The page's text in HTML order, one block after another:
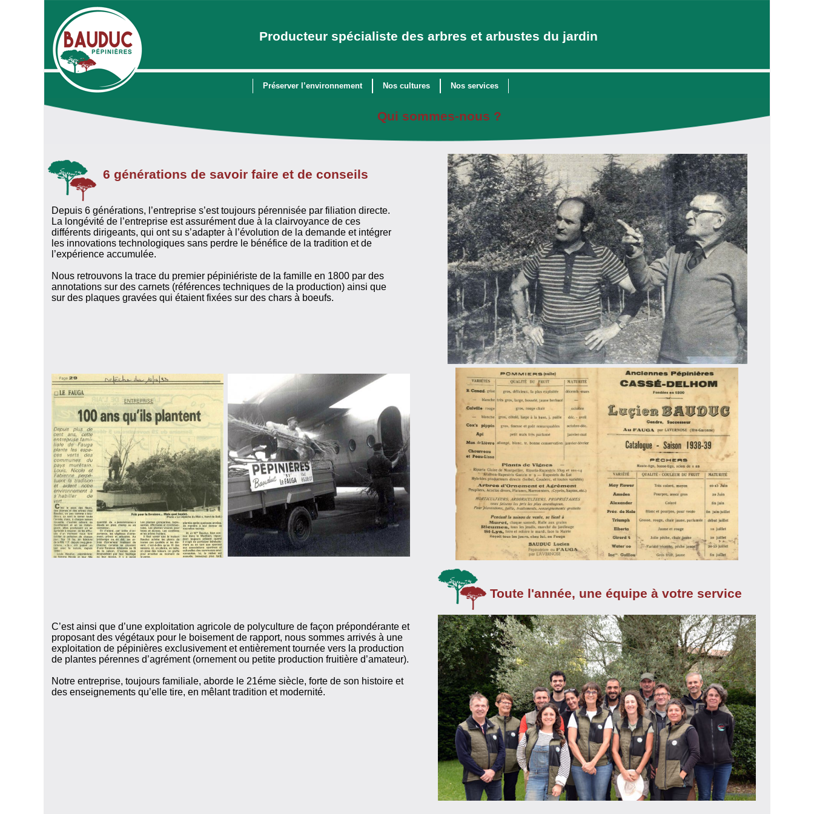
6 générations de savoir faire et de conseils
Depuis 6 générations, l’entreprise s’est toujours pérennisée par filiation directe.
La longévité de l’entreprise est assurément due à la clairvoyance de ces
différents dirigeants, qui ont su s’adapter à l’évolution de la demande et intégrer
les innovations technologiques sans perdre le bénéfice de la tradition et de
l’expérience accumulée.
Nous retrouvons la trace du premier pépiniériste de la famille en 1800 par des
annotations sur des carnets (références techniques de la production) ainsi que
sur des plaques gravées qui étaient fixées sur des chars à boeufs.
Toute l'année, une équipe à votre service
C’est ainsi que d’une exploitation agricole de polyculture de façon prépondérante et
proposant des végétaux pour le boisement de rapport, nous sommes arrivés à une
exploitation de pépinières exclusivement et entièrement tournée vers la production
de plantes pérennes d’agrément (ornement ou petite production fruitière d’amateur).
Notre entreprise, toujours familiale, aborde le 21éme siècle, forte de son histoire et
des enseignements qu’elle tire, en mêlant tradition et modernité.
Producteur spécialiste des arbres et arbustes du jardin
Qui sommes-nous ?
Préserver l’environnement Nos cultures Nos services